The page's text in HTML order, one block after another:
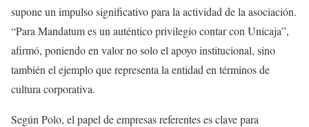
supone un impulso significativo para la actividad de la asociación.
“Para Mandatum es un auténtico privilegio contar con Unicaja”,
afirmó, poniendo en valor no solo el apoyo institucional, sino
también el ejemplo que representa la entidad en términos de
cultura corporativa.
Según Polo, el papel de empresas referentes es clave para